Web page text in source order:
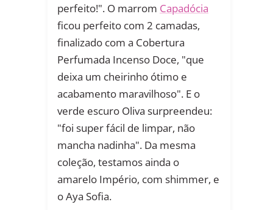
perfeito!". O marrom Capadócia
ficou perfeito com 2 camadas,
finalizado com a Cobertura
Perfumada Incenso Doce, "que
deixa um cheirinho ótimo e
acabamento maravilhoso". E o
verde escuro Oliva surpreendeu:
"foi super fácil de limpar, não
mancha nadinha". Da mesma
coleção, testamos ainda o
amarelo Império, com shimmer, e
o Aya Sofia.